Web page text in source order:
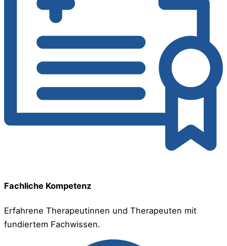
Fachliche Kompetenz
Erfahrene Therapeutinnen und Therapeuten mit
fundiertem Fachwissen.